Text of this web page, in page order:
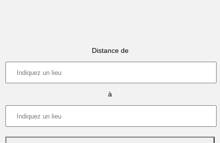
Distance de
à